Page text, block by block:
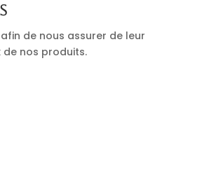
de nous assurer de leur
de nos produits.